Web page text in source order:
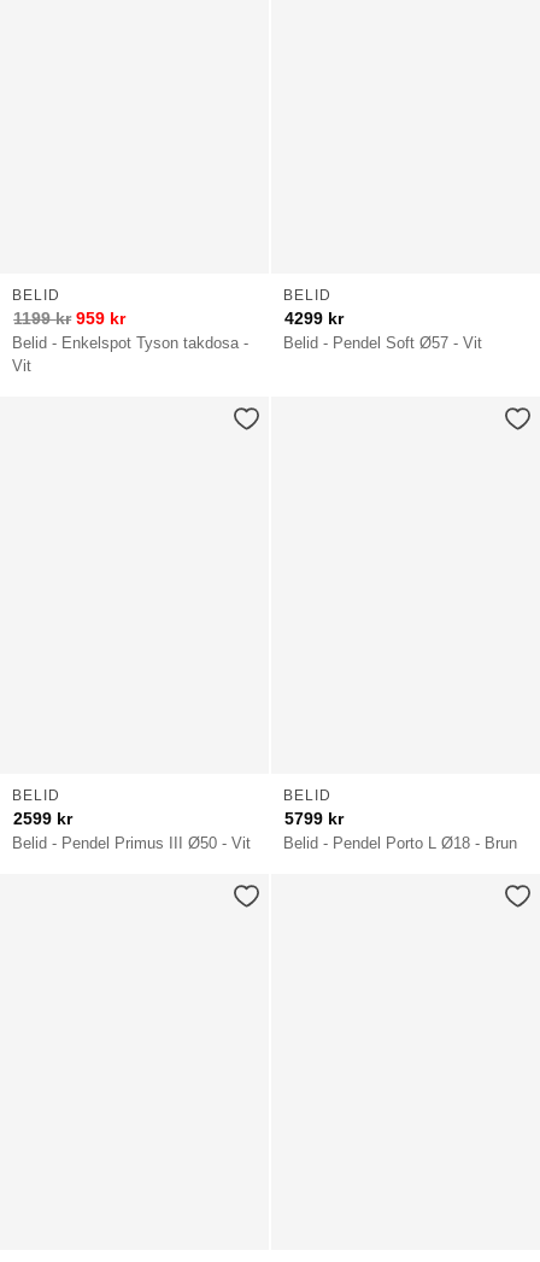
Belid - Enkelspot Tyson takdosa -
Vit
BELID
1199kr 959 kr
Belid - Pendel Soft Ø57 - Vit
BELID
4299 kr
Belid - Pendel Primus III Ø50 - Vit
BELID
2599 kr
Belid - Pendel Porto L Ø18 - Brun
BELID
5799 kr